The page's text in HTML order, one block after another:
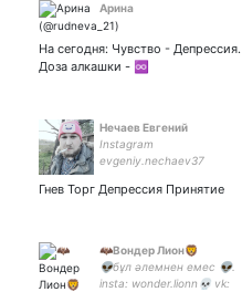
Арина
На сегодня: Чувство - Депрессия.
Доза алкашки - ♾
Нечаев Евгений
Instagram
evgeniy.nechaev37
Гнев Торг Депрессия Принятие
🦇Вондер Лион🦁
👽бұл әлемнен емес 👽.
insta: wonder.lionn💀 vk: